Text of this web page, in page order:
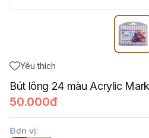
Yêu thích
Bút lông 24 màu Acrylic
50.000đ
Đơn vị: